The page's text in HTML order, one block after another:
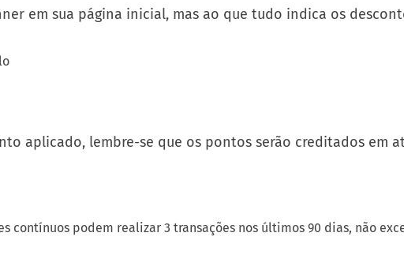
em sua página inicial, mas ao que tudo indica os
aplicado, lembre-se que os pontos serão creditados em
contínuos podem realizar 3 transações nos últimos 90 dias, não